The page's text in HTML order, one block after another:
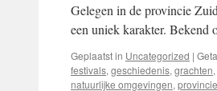
Gelegen in de provincie
een uniek karakter.
Geplaatst in Uncategorized |
festivals, geschiedenis, grachten,
natuurlijke omgevingen,